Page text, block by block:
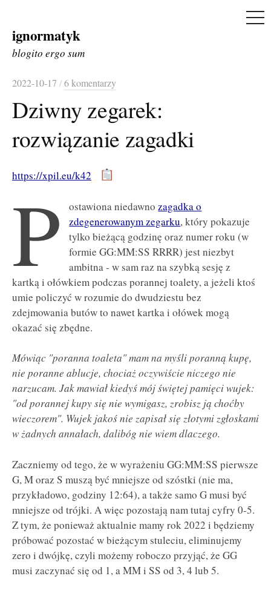
Skip
to
ignormatyk
blogito ergo sum
2022-10-17 /6 komentarzy
Dziwny zegarek:
rozwiązanie zagadki
https://xpil.eu/k42
P ostawiona niedawnozagadka o
zdegenerowanym zegarku, który pokazuje
tylko bieżącą godzinę oraz numer roku (w
formie GG:MM:SS RRRR) jest niezbyt
ambitna - w sam raz na szybką sesję z
kartką i ołówkiem podczas porannej toalety, a jeżeli ktoś
umie policzyć w rozumie do dwudziestu bez
zdejmowania butów to nawet kartka i ołówek mogą
okazać się zbędne.
Mówiąc "poranna toaleta" mam na myśli poranną kupę,
nie poranne ablucje, chociaż oczywiście niczego nie
narzucam. Jak mawiał kiedyś mój świętej pamięci wujek:
"od porannej kupy się nie wymigasz, zrobisz ją choćby
wieczorem". Wujek jakoś nie zapisał się złotymi zgłoskami
w żadnych annałach, dalibóg nie wiem dlaczego.
Zaczniemy od tego, że w wyrażeniu GG:MM:SS pierwsze
G, M oraz S muszą być mniejsze od szóstki (nie ma,
przykładowo, godziny 12:64), a także samo G musi być
mniejsze od trójki. A więc pozostają nam tutaj cyfry 0-5.
Z tym, że ponieważ aktualnie mamy rok 2022 i będziemy
próbować pozostać w bieżącym stuleciu, eliminujemy
zero i dwójkę, czyli możemy roboczo przyjąć, że GG
musi zaczynać się od 1, a MM i SS od 3, 4 lub 5.